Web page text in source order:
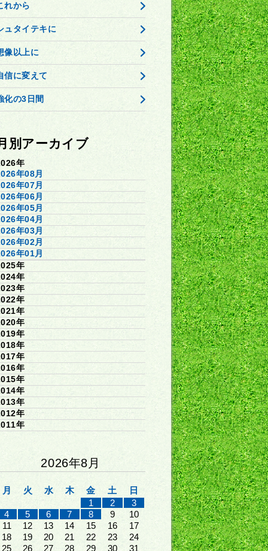
れから
ュタイテキに
像以上に
信に変えて
化の3日間
別アーカイブ
年
年08月
年07月
年06月
年05月
年04月
年03月
年02月
年01月
年
年
年
年
年
年
年
年
年
年
年
年
年
年
年
2026年8月
月 火 水 木 金 土
日
1
2
3
4
5 6 7 8 9
10
11
12 13 14 15 16
17
18
19 20 21 22 23
24
25
26 27 28 29 30 31